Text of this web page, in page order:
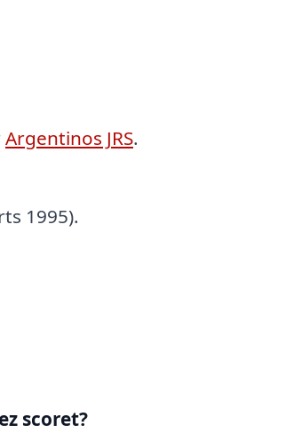
Argentinos JRS.
1995).
scoret?